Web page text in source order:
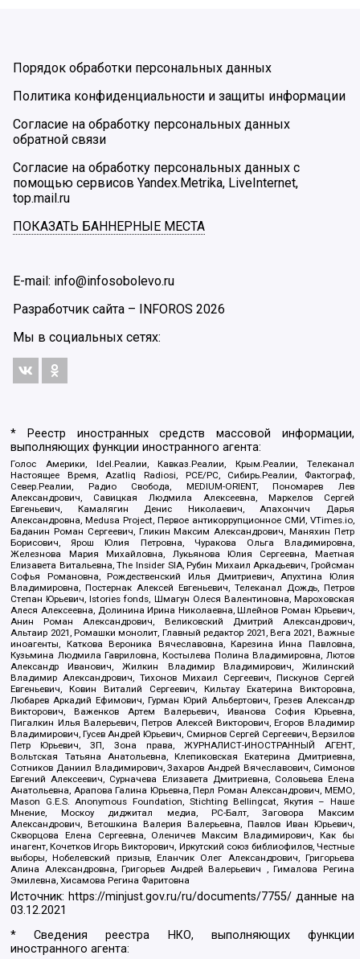
Порядок обработки персональных данных
Политика конфиденциальности и защиты информации
Согласие на обработку персональных данных
обратной связи
Согласие на обработку персональных данных с
помощью сервисов Yandex.Metrika, LiveInternet,
top.mail.ru
ПОКАЗАТЬ БАННЕРНЫЕ МЕСТА
E-mail: info@infosobolevo.ru
Разработчик сайта – INFOROS 2026
Мы в социальных сетях:
* Реестр иностранных средств массовой информации,
выполняющих функции иностранного агента:
Голос Америки, Idel.Реалии, Кавказ.Реалии, Крым.Реалии, Телеканал
Настоящее Время, Azatliq Radiosi, PCE/PC, Сибирь.Реалии, Фактограф,
Север.Реалии, Радио Свобода, MEDIUM-ORIENT, Пономарев Лев
Александрович, Савицкая Людмила Алексеевна, Маркелов Сергей
Евгеньевич, Камалягин Денис Николаевич, Апахончич Дарья
Александровна, Medusa Project, Первое антикоррупционное СМИ, VTimes.io,
Баданин Роман Сергеевич, Гликин Максим Александрович, Маняхин Петр
Борисович, Ярош Юлия Петровна, Чуракова Ольга Владимировна,
Железнова Мария Михайловна, Лукьянова Юлия Сергеевна, Маетная
Елизавета Витальевна, The Insider SIA, Рубин Михаил Аркадьевич, Гройсман
Софья Романовна, Рождественский Илья Дмитриевич, Апухтина Юлия
Владимировна, Постернак Алексей Евгеньевич, Телеканал Дождь, Петров
Степан Юрьевич, Istories fonds, Шмагун Олеся Валентиновна, Мароховская
Алеся Алексеевна, Долинина Ирина Николаевна, Шлейнов Роман Юрьевич,
Анин Роман Александрович, Великовский Дмитрий Александрович,
Альтаир 2021, Ромашки монолит, Главный редактор 2021, Вега 2021, Важные
иноагенты, Каткова Вероника Вячеславовна, Карезина Инна Павловна,
Кузьмина Людмила Гавриловна, Костылева Полина Владимировна, Лютов
Александр Иванович, Жилкин Владимир Владимирович, Жилинский
Владимир Александрович, Тихонов Михаил Сергеевич, Пискунов Сергей
Евгеньевич, Ковин Виталий Сергеевич, Кильтау Екатерина Викторовна,
Любарев Аркадий Ефимович, Гурман Юрий Альбертович, Грезев Александр
Викторович, Важенков Артем Валерьевич, Иванова София Юрьевна,
Пигалкин Илья Валерьевич, Петров Алексей Викторович, Егоров Владимир
Владимирович, Гусев Андрей Юрьевич, Смирнов Сергей Сергеевич, Верзилов
Петр Юрьевич, ЗП, Зона права, ЖУРНАЛИСТ-ИНОСТРАННЫЙ АГЕНТ,
Вольтская Татьяна Анатольевна, Клепиковская Екатерина Дмитриевна,
Сотников Даниил Владимирович, Захаров Андрей Вячеславович, Симонов
Евгений Алексеевич, Сурначева Елизавета Дмитриевна, Соловьева Елена
Анатольевна, Арапова Галина Юрьевна, Перл Роман Александрович, МЕМО,
Mason G.E.S. Anonymous Foundation, Stichting Bellingcat, Якутия – Наше
Мнение, Москоу диджитал медиа, РС-Балт, Заговора Максим
Александрович, Ветошкина Валерия Валерьевна, Павлов Иван Юрьевич,
Скворцова Елена Сергеевна, Оленичев Максим Владимирович, Как бы
инагент, Кочетков Игорь Викторович, Иркутский союз библиофилов, Честные
выборы, Нобелевский призыв, Еланчик Олег Александрович, Григорьева
Алина Александровна, Григорьев Андрей Валерьевич , Гималова Регина
Эмилевна, Хисамова Регина Фаритовна
Источник: https://minjust.gov.ru/ru/documents/7755/ данные на
03.12.2021
* Сведения реестра НКО, выполняющих функции
иностранного агента: